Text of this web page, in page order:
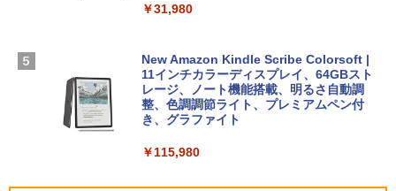
FMV ノートパソコン WE1-K3 (MS 365 P
ersonal/Copilotキー搭載/Win 11/15.6型/
Core i5/16GB/SSD 512GB/ホワイト) FM
VWK3E15W_AZ
￥139,880
ト): Java & Bedrock Edition | オンライ
￥3,600
ェクトリストと最新エミュレータ紹介
￥31,980
New Amazon Kindle Scribe Colorsoft |
11インチカラーディスプレイ、64GBスト
レージ、ノート機能搭載、明るさ自動調
整、色調調節ライト、プレミアムペン付
き、グラファイト
￥115,980